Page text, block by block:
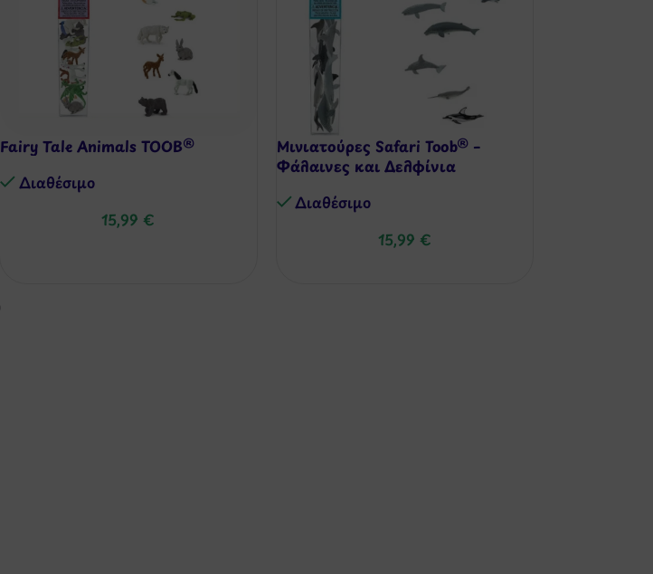
Fairy Tale Animals TOOB®
Διαθέσιμo
15,99€
Μινιατούρες Safari Toob® –
Φάλαινες και Δελφίνια
Διαθέσιμo
15,99 €